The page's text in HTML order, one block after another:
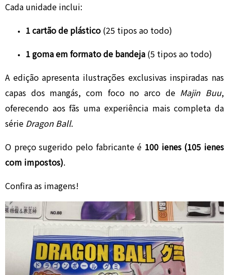
Cada unidade inclui:
1 cartão de plástico (25 tipos ao todo)
1 goma em formato de bandeja (5 tipos ao todo)
A edição apresenta ilustrações exclusivas inspiradas nas
capas dos mangás, com foco no arco de Majin Buu,
oferecendo aos fãs uma experiência mais completa da
série Dragon Ball.
O preço sugerido pelo fabricante é 100 ienes (105 ienes
com impostos).
Confira as imagens!